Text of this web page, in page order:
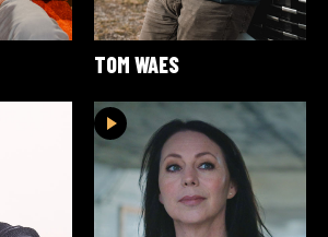
TOM WAES